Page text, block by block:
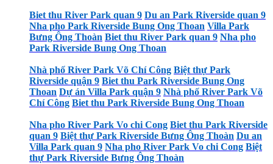
Biet thu River Park quan 9 Du an Park Riverside quan 9
Nha pho Park Riverside Bung Ong Thoan Villa Park
Bưng Ông Thoàn Biet thu River Park quan 9 Nha pho
Park Riverside Bung Ong Thoan
Nhà phố River Park Võ Chí Công Biệt thự Park
Riverside quận 9 Biet thu Park Riverside Bung Ong
Thoan Dự án Villa Park quận 9 Nhà phố River Park Võ
Chí Công Biet thu Park Riverside Bung Ong Thoan
Nha pho River Park Vo chi Cong Biet thu Park Riverside
quan 9 Biệt thự Park Riverside Bưng Ông Thoàn Du an
Villa Park quan 9 Nha pho River Park Vo chi Cong Biệt
thự Park Riverside Bưng Ông Thoàn